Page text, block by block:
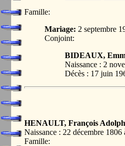
Famille:
Mariage: 2 septembre
Conjoint:
BIDEAUX,
Naissance : 2
Décès : 17 juin
HENAULT, François
Naissance : 22 décembre
Famille: